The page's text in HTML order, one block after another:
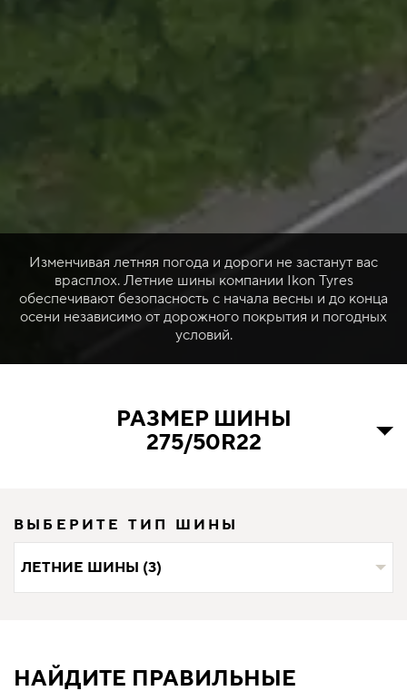
Изменчивая летняя погода и дороги не застанут вас
врасплох. Летние шины компании Ikon Tyres
обеспечивают безопасность с начала весны и до конца
осени независимо от дорожного покрытия и погодных
условий.
РАЗМЕР ШИНЫ
275/50R22
ВЫБЕРИТЕ ТИП ШИНЫ
ЛЕТНИЕ ШИНЫ (3)
НАЙДИТЕ ПРАВИЛЬНЫЕ